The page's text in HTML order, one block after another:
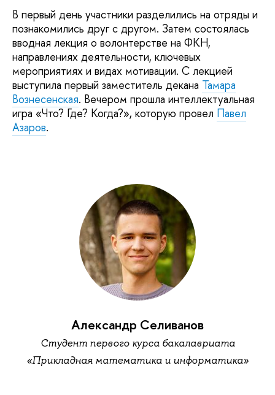
В первый день участники разделились на отряды и
познакомились друг с другом. Затем состоялась
вводная лекция о волонтерстве на ФКН,
направлениях деятельности, ключевых
мероприятиях и видах мотивации. С лекцией
выступила первый заместитель декана Тамара
Вознесенская. Вечером прошла интеллектуальная
игра «Что? Где? Когда?», которую провел Павел
Азаров.
Александр Селиванов
Студент первого курса бакалавриата
«Прикладная математика и информатика»